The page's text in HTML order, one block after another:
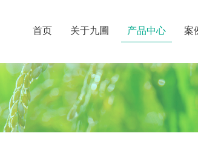
首页 关于九圃 产品中心 案